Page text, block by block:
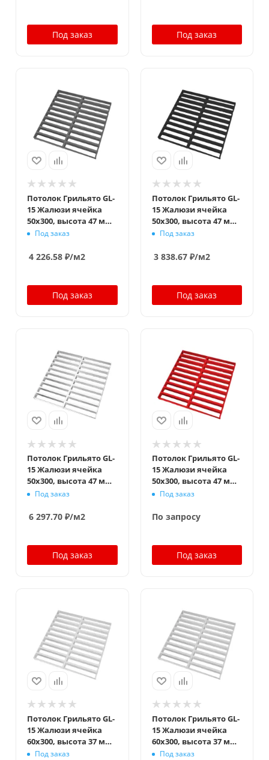
Под заказ Под заказ
Потолок Грильято GL-
15 Жалюзи ячейка
50x300, высота 47 мм,
ширина 15 мм,
Под заказ
4 226.58 ₽/м2
Под заказ
Потолок Грильято GL-
15 Жалюзи ячейка
50x300, высота 47 мм,
ширина 15 мм,
Под заказ
3 838.67₽/м2
Под заказ
Потолок Грильято GL-
15 Жалюзи ячейка
50x300, высота 47 мм,
ширина 15 мм,
Под заказ
6 297.70 ₽/м2
Под заказ
Потолок Грильято GL-
15 Жалюзи ячейка
50x300, высота 47 мм,
ширина 15 мм,
Под заказ
По запросу
Под заказ
Потолок Грильято GL-
15 Жалюзи ячейка
60x300, высота 37 мм,
ширина 15 мм, белый
Под заказ
Потолок Грильято GL-
15 Жалюзи ячейка
60x300, высота 37 мм,
ширина 15 мм, белый
Под заказ